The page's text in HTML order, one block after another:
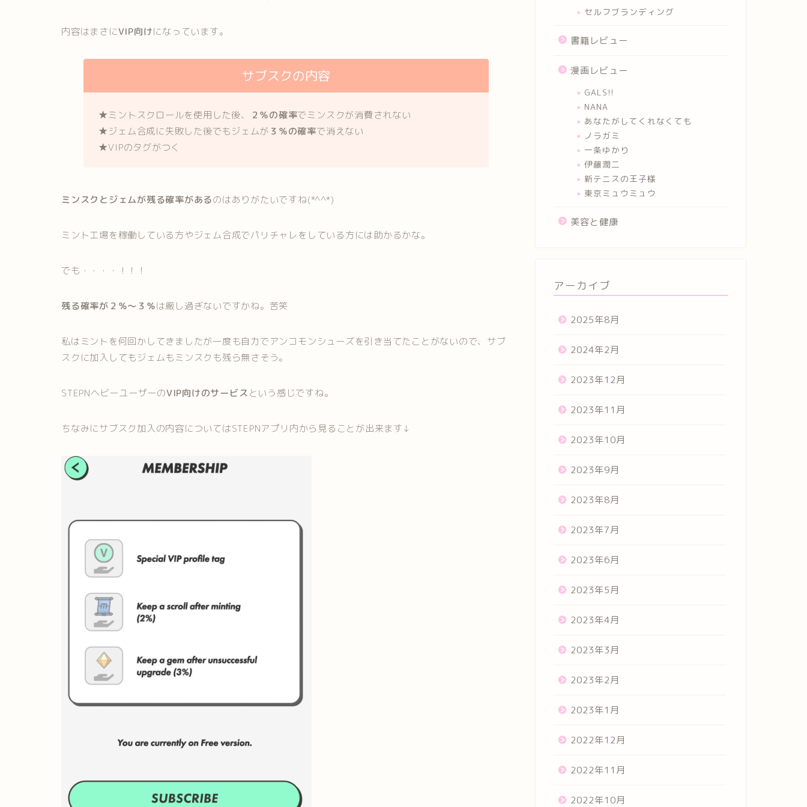
内容はまさにVIP向けになっています。
サブスクの内容
★ミントスクロールを使用した後、 ２％の確率でミンスクが消費されない
★ジェム合成に失敗した後でもジェムが ３％の確率で消えない
★VIPのタグがつく
ミンスクとジェムが残る確率があるのはありがたいですね(*^^*)
ミント工場を稼働している方やジェム合成でパリチャレをしている方には助かるかな。
でも・・・・！！！
残る確率が２％〜３％は厳し過ぎないですかね。苦笑
私はミントを何回かしてきましたが一度も自力でアンコモンシューズを引き当てたことがないので、サブ
スクに加入してもジェムもミンスクも残ら無さそう。
STEPNヘビーユーザーのVIP向けのサービスという感じですね。
ちなみにサブスク加入の内容についてはSTEPNアプリ内から見ることが出来ます↓
セルフブランディング
書籍レビュー
漫画レビュー
GALS!!
NANA
あなたがしてくれなくても
ノラガミ
一条ゆかり
伊藤潤二
新テニスの王子様
東京ミュウミュウ
美容と健康
アーカイブ
2025年8月
2024年2月
2023年12月
2023年11月
2023年10月
2023年9月
2023年8月
2023年7月
2023年6月
2023年5月
2023年4月
2023年3月
2023年2月
2023年1月
2022年12月
2022年11月
2022年10月